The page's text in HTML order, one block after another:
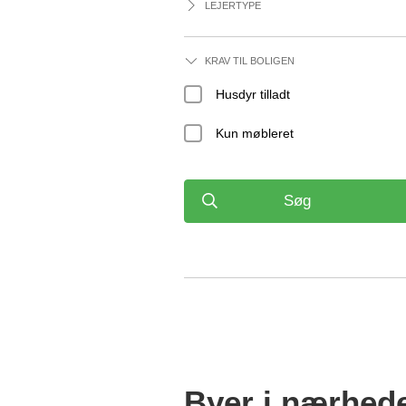
LEJERTYPE
KRAV TIL BOLIGEN
Husdyr tilladt
Kun møbleret
Søg